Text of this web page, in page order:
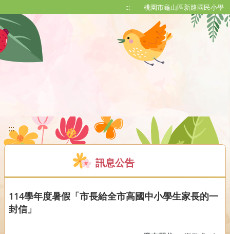
::: 桃園市龜山區新路國民小學
:::
訊息公告
114學年度暑假「市長給全市高國中小學生家長的一
封信」